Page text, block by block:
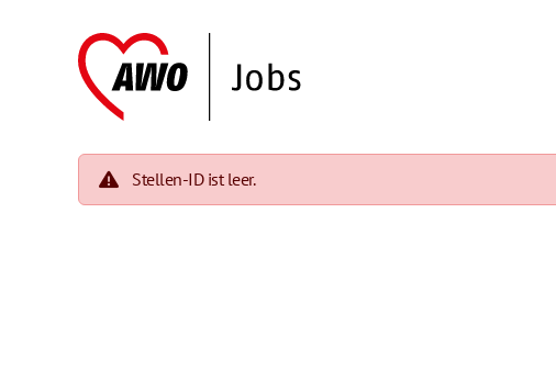
Stellen-ID ist leer.